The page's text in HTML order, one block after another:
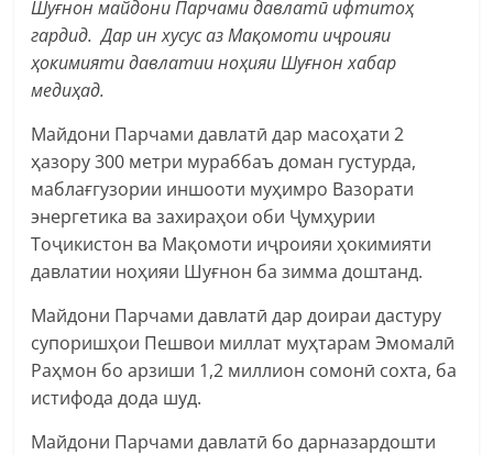
Шуғнон майдони Парчами давлатӣ ифтитоҳ
гардид. Дар ин хусус аз Мақомоти иҷроияи
ҳокимияти давлатии ноҳияи Шуғнон хабар
медиҳад.
Майдони Парчами давлатӣ дар масоҳати 2
ҳазору 300 метри мураббаъ доман густурда,
маблағгузории иншооти муҳимро Вазорати
энергетика ва захираҳои оби Ҷумҳурии
Тоҷикистон ва Мақомоти иҷроияи ҳокимияти
давлатии ноҳияи Шуғнон ба зимма доштанд.
Майдони Парчами давлатӣ дар доираи дастуру
супоришҳои Пешвои миллат муҳтарам Эмомалӣ
Раҳмон бо арзиши 1,2 миллион сомонӣ сохта, ба
истифода дода шуд.
Майдони Парчами давлатӣ бо дарназардошти